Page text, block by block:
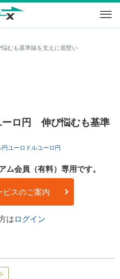
むも基準線を支えに底堅い
ーロ円 伸び悩むも基準
円ユーロドルユーロ円
ム会員（有料）専用です。
ビスのご案内
は ログイン